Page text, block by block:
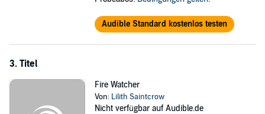
Audible Standard kostenlos testen
3. Titel
Fire Watcher
Von: Lilith Saintcrow
Nicht verfügbar auf Audible.de